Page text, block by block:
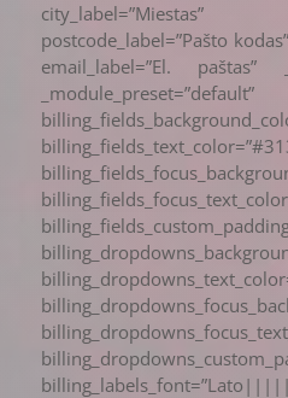
city_label=”Miestas”
postcode_label=”Pašto
email_label=”El. paštas”
_module_preset=”default”